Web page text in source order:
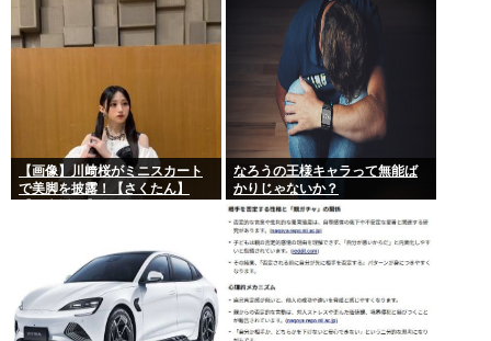
【画像】川﨑桜がミニスカート
で美脚を披露！【さくたん】
なろうの王様キャラって無能ば
かりじゃないか？